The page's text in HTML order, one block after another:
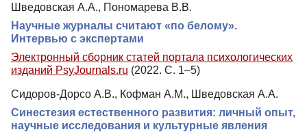
Шведовская А.А., Пономарева В.В.
Научные журналы считают «по белому».
Интервью с экспертами
Электронный сборник статей портала психологических
изданий PsyJournals.ru (2022. С. 1–5)
Сидоров-Дорсо А.В., Кофман А.М., Шведовская А.А.
Синестезия естественного развития: личный опыт,
научные исследования и культурные явления